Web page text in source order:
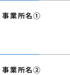
事業所名①
事業所名②